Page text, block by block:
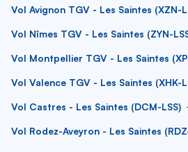
Vol Avignon TGV - Les Saintes (XZN-
Vol Nîmes TGV - Les Saintes (ZYN-
Vol Montpellier TGV - Les Saintes
Vol Valence TGV - Les Saintes (XHK-
Vol Castres - Les Saintes (DCM-LSS)
Vol Rodez-Aveyron - Les Saintes